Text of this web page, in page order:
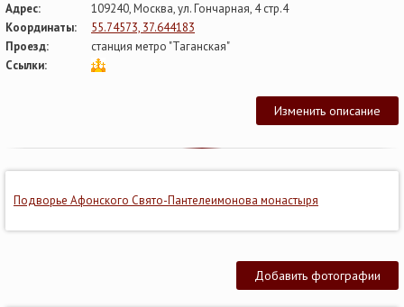
Адрес:
109240, Москва, ул. Гончарная, 4 стр.4
Координаты:
55.74573, 37.644183
Проезд:
станция метро "Таганская"
Ссылки:
Изменить описание
Подворье Афонского Свято-Пантелеимонова монастыря
Добавить фотографии